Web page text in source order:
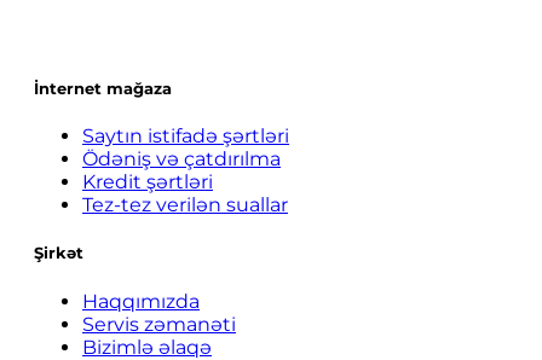
İnternet mağaza
Saytın istifadə şərtləri
Ödəniş və çatdırılma
Kredit şərtləri
Tez-tez verilən suallar
Şirkət
Haqqımızda
Servis zəmanəti
Bizimlə əlaqə